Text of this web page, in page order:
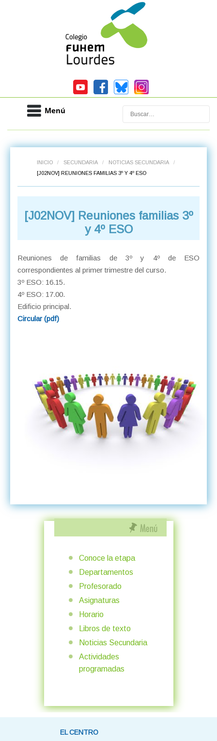
Menú Buscar
INICIO / SECUNDARIA / NOTICIAS SECUNDARIA
/
[J02NOV] REUNIONES FAMILIAS 3º Y 4º ESO
[J02NOV] Reuniones familias 3º
y 4º ESO
Reuniones de familias de 3º y 4º de ESO
correspondientes al primer trimestre del curso.
3º ESO: 16.15.
4º ESO: 17.00.
Edificio principal.
Circular (pdf)
Conoce la etapa
Departamentos
Profesorado
Asignaturas
Horario
Libros de texto
Noticias Secundaria
Actividades
programadas
EL CENTRO